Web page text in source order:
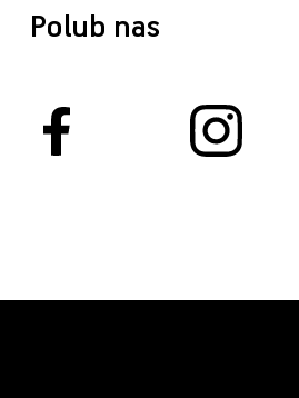
Polub nas